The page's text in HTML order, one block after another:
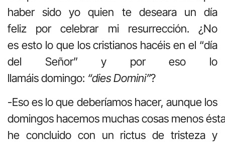
haber sido yo quien te deseara un día
feliz por celebrar mi resurrección. ¿No
es esto lo que los cristianos hacéis en el “día
del Señor” y por eso lo
llamáis domingo: “dies Domini”?
-Eso es lo que deberíamos hacer, aunque los
domingos hacemos muchas cosas menos
he concluido con un rictus de tristeza y